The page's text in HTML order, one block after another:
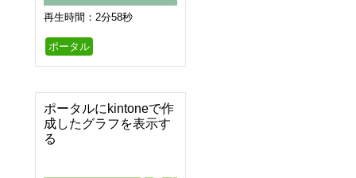
再生時間：2分58秒
ポータル
ポータルにkintoneで作
成したグラフを表示す
る